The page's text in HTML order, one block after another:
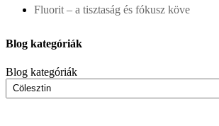
Fluorit – a tisztaság és fókusz köve
Blog kategóriák
Blog kategóriák